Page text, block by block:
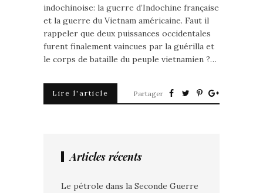
indochinoise: la guerre d’Indochine française
et la guerre du Vietnam américaine. Faut il
rappeler que deux puissances occidentales
furent finalement vaincues par la guérilla et
le corps de bataille du peuple vietnamien ?…
Lire l'article Partager
Articles récents
Le pétrole dans la Seconde Guerre